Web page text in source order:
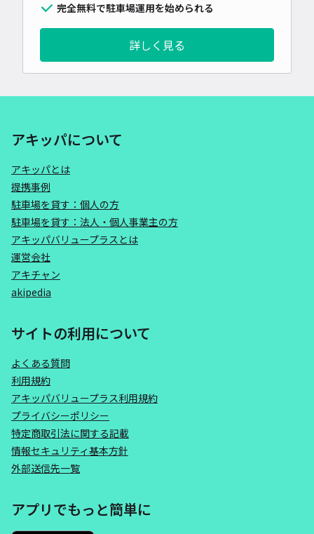
完全無料で駐車場運用を始められる
詳しく見る
アキッパについて
アキッパとは
提携事例
駐車場を貸す：個人の方
駐車場を貸す：法人・個人事業主の方
アキッパバリュープラスとは
運営会社
アキチャン
akipedia
サイトの利用について
よくある質問
利用規約
アキッパバリュープラス利用規約
プライバシーポリシー
特定商取引法に関する記載
情報セキュリティ基本方針
外部送信先一覧
アプリでもっと簡単に